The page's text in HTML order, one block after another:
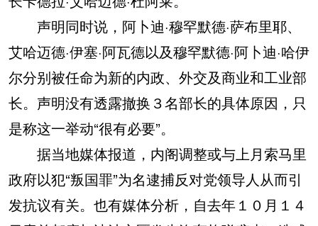
声明同时说，阿卜迪·穆罕默德·萨布里耶、
艾哈迈德·伊塞·阿瓦德以及穆罕默德·阿卜迪·哈伊
尔分别被任命为新的内政、外交及商业和工业部
长。声明没有透露撤换３名部长的具体原因，只
是称这一举动“很有必要”。
据当地媒体报道，内阁调整或与上月索马里
政府以犯“叛国罪”为名逮捕反对党领导人从而引
发抗议有关。也有媒体分析，自去年１０月１４